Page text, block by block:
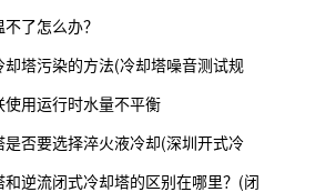
了怎么办？
却塔污染的方法(冷却塔噪音测试规
使用运行时水量不平衡
是否要选择淬火液冷却(深圳开式冷
逆流闭式冷却塔的区别在哪里？(闭